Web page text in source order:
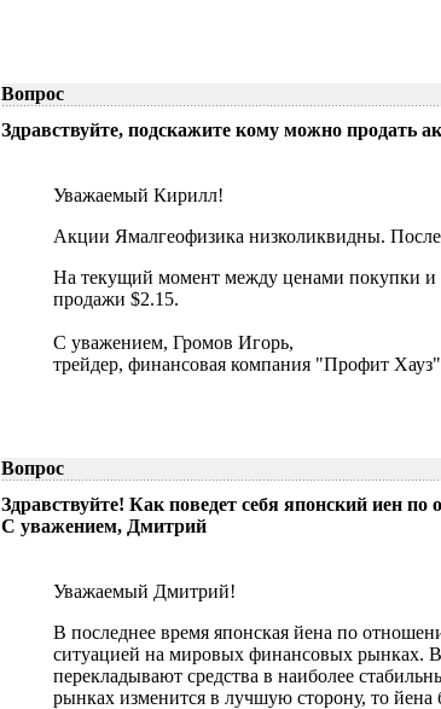
Вопрос
Здравствуйте, подскажите кому можно продать
Уважаемый Кирилл!
Акции Ямалгеофизика низколиквидны.
На текущий момент между ценами покупки и
продажи $2.15.
С уважением, Громов Игорь,
трейдер, финансовая компания "Профит
Вопрос
Здравствуйте! Как поведет себя японский иен
С уважением, Дмитрий
Уважаемый Дмитрий!
В последнее время японская йена по
ситуацией на мировых финансовых рынках.
перекладывают средства в наиболее
рынках изменится в лучшую сторону, то йена